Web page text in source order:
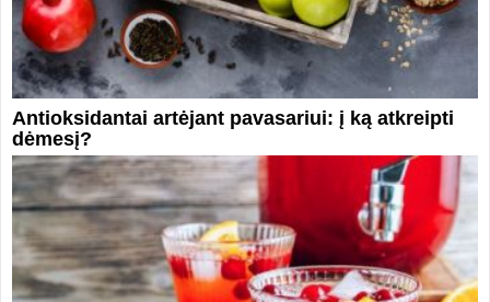
Antioksidantai artėjant pavasariui: į ką atkreipti
dėmesį?